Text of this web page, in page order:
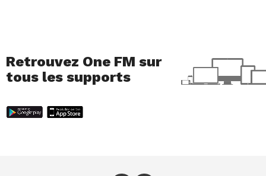
Retrouvez One FM sur
tous les supports